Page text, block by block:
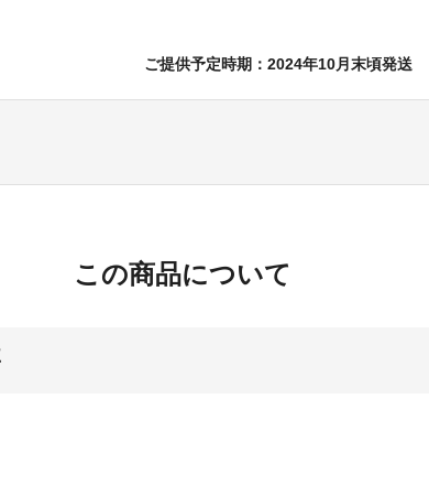
ご提供予定時期：2024年10月末頃発送
この商品について